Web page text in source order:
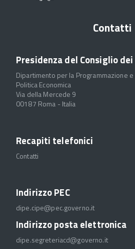
Contatti
Presidenza del Consiglio
Dipartimento per la Programmazione
Politica Economica
Via della Mercede 9
00187 Roma - Italia
Recapiti telefonici
Contatti
Indirizzo PEC
dipe.cipe@pec.governo.it
Indirizzo posta elettronica
dipe.segreteriacd@governo.it